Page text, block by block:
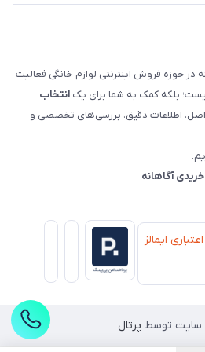
در حوزه فروش اینترنتی لوازم خانگی فعالیت
بلکه کمک به شما برای یک انتخاب
اصل، اطلاعات دقیق، بررسی‌های تخصصی و
آگاهانه
توسط پرتال